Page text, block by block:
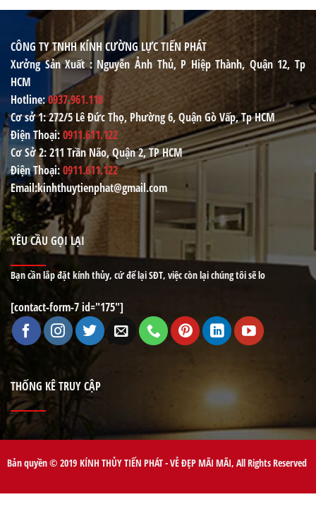
CÔNG TY TNHH KÍNH CƯỜNG LỰC TIẾN PHÁT
Xưởng Sản Xuất: Nguyễn Ảnh Thủ, P Hiệp Thành, Quận 12, Tp
HCM
Hotline:0937.961.118
Cơ sở 1: 272/5 Lê Đức Thọ, Phường 6, Quận Gò Vấp, Tp HCM
Điện Thoại:0911.611.122
Cơ Sở 2: 211 Trần Não, Quận 2, TP HCM
Điện Thoại:0911.611.122
Email:kinhthuytienphat@gmail.com
YÊU CẦU GỌI LẠI
Bạn cần lắp đặt kính thủy, cứ để lại SĐT, việc còn lại chúng tôi sẽ lo
[contact-form-7 id="175"]
THỐNG KÊ TRUY CẬP
Bản quyền © 2019 KÍNH THỦY TIẾN PHÁT - VẺ ĐẸP MÃI MÃI, All Rights Reserved